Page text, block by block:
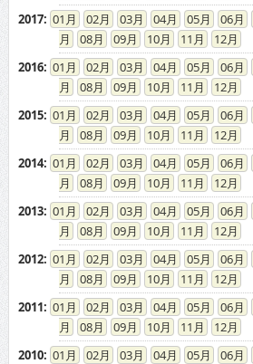
2017: 01 02 03 04 05 06
08
09 10 11
12
2016: 01 02 03 04 05 06
08
09 10 11
12
2015: 01 02 03 04 05 06
08
09 10 11
12
2014: 01 02 03 04 05 06
08
09 10 11
12
2013: 01 02 03 04 05 06
08
09 10 11
12
2012: 01 02 03 04 05 06
08
09 10 11
12
2011: 01 02 03 04 05 06
08
09 10 11
12
2010: 01 02 03 04 05 06